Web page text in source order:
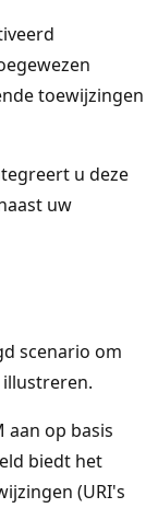
toewijzingen
u deze
uw
scenario om
aan op basis
biedt het
(URI's